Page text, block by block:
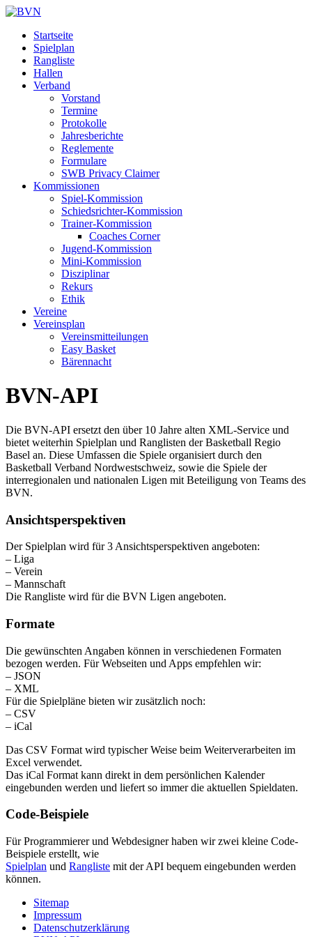
Startseite
Spielplan
Rangliste
Hallen
Verband
Vorstand
Termine
Protokolle
Jahresberichte
Reglemente
Formulare
SWB Privacy Claimer
Kommissionen
Spiel-Kommission
Schiedsrichter-Kommission
Trainer-Kommission
Coaches Corner
Jugend-Kommission
Mini-Kommission
Disziplinar
Rekurs
Ethik
Vereine
Vereinsplan
Vereinsmitteilungen
Easy Basket
Bärennacht
BVN-API
Die BVN-API ersetzt den über 10 Jahre alten XML-Service und
bietet weiterhin Spielplan und Ranglisten der Basketball Regio
Basel an. Diese Umfassen die Spiele organisiert durch den
Basketball Verband Nordwestschweiz, sowie die Spiele der
interregionalen und nationalen Ligen mit Beteiligung von Teams des
BVN.
Ansichtsperspektiven
Der Spielplan wird für 3 Ansichtsperspektiven angeboten:
– Liga
– Verein
– Mannschaft
Die Rangliste wird für die BVN Ligen angeboten.
Formate
Die gewünschten Angaben können in verschiedenen Formaten
bezogen werden. Für Webseiten und Apps empfehlen wir:
– JSON
– XML
Für die Spielpläne bieten wir zusätzlich noch:
– CSV
– iCal
Das CSV Format wird typischer Weise beim Weiterverarbeiten im
Excel verwendet.
Das iCal Format kann direkt in dem persönlichen Kalender
eingebunden werden und liefert so immer die aktuellen Spieldaten.
Code-Beispiele
Für Programmierer und Webdesigner haben wir zwei kleine Code-
Beispiele erstellt, wie
Spielplan und Rangliste mit der API bequem eingebunden werden
können.
Sitemap
Impressum
Datenschutzerklärung